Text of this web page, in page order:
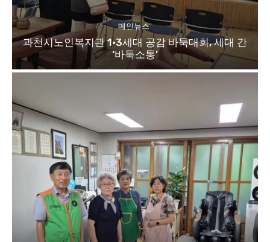
메인뉴스
과천시노인복지관 1·3세대 공감 바둑대회, 세대 간
‘바둑소통’